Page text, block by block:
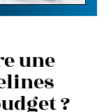
une
?